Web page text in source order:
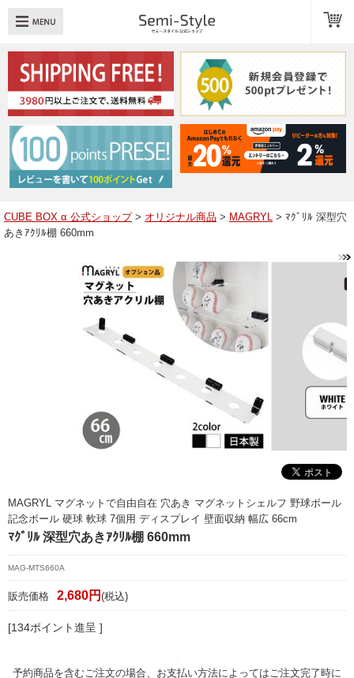
：透明扉 引き出し LED
へ戻る
品一覧
ューブボックスαレイアウト例
料・お支払いについて
定商取引法に基づく表記
CUBE BOX α 公式ショップ> オリジナル商品 > MAGRYL > ﾏｸﾞﾘﾙ 深型穴
あきｱｸﾘﾙ棚 660mm
MAGRYL マグネットで自由自在 穴あき マグネットシェルフ 野球ボール
記念ボール 硬球 軟球 7個用 ディスプレイ 壁面収納 幅広 66cm
ﾏｸﾞﾘﾙ 深型穴あきｱｸﾘﾙ棚 660mm
MAG-MTS660A
販売価格 2,680円 (税込)
[134ポイント進呈 ]
予約商品を含むご注文の場合、お支払い方法によってはご注文完了時に